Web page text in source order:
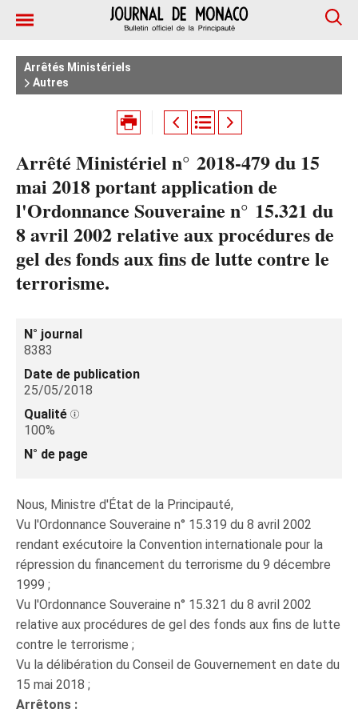
Arrêtés Ministériels
Autres
Arrêté Ministériel n° 2018-479 du 15
mai 2018 portant application de
l'Ordonnance Souveraine n° 15.321 du
8 avril 2002 relative aux procédures de
gel des fonds aux fins de lutte contre le
terrorisme.
N° journal
8383
Date de publication
25/05/2018
Qualité
100%
N° de page
Nous, Ministre d'État de la Principauté,
Vu l'Ordonnance Souveraine n° 15.319 du 8 avril 2002
rendant exécutoire la Convention internationale pour la
répression du financement du terrorisme du 9 décembre
1999 ;
Vu l'Ordonnance Souveraine n° 15.321 du 8 avril 2002
relative aux procédures de gel des fonds aux fins de lutte
contre le terrorisme ;
Vu la délibération du Conseil de Gouvernement en date du
15 mai 2018 ;
Arrêtons :